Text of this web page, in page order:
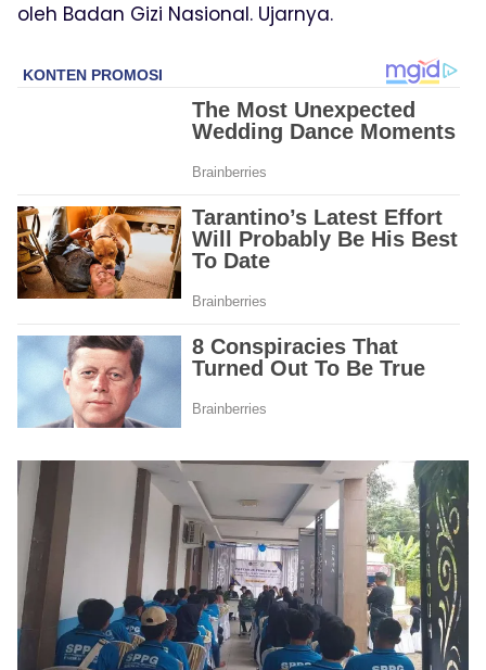
oleh Badan Gizi Nasional. Ujarnya.